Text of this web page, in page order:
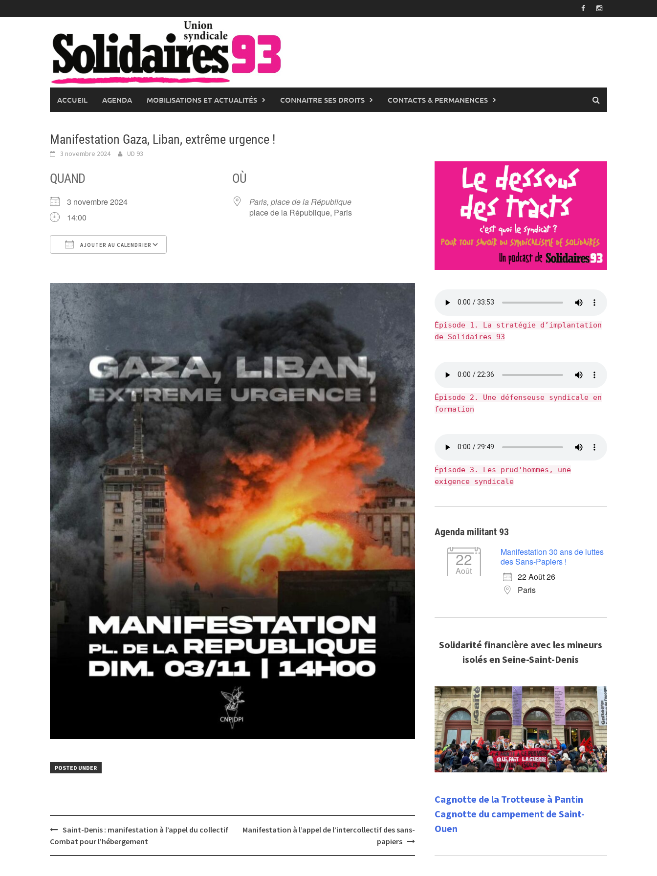
to
ACCUEIL AGENDA MOBILISATIONS ET ACTUALITÉS CONNAITRE SES DROITS CONTACTS & PERMANENCES
Manifestation Gaza, Liban, extrême urgence !
3 novembre 2024 UD 93
QUAND
3 novembre 2024
14:00
AJOUTER AU CALENDRIER
Outlook Live
OÙ
Paris, place de la République
place de la République, Paris
POSTED UNDER
Post
navigation
Saint-Denis : manifestation à l’appel du collectif
Combat pour l’hébergement
Manifestation à l’appel de l’intercollectif des sans-
papiers
Épisode 1. La stratégie d’implantation
de Solidaires 93
Épisode 2. Une défenseuse syndicale en
formation
Épisode 3. Les prud'hommes, une
exigence syndicale
Agenda militant 93
22
Août
Manifestation 30 ans de luttes
des Sans-Papiers !
22 Août 26
Paris
Solidarité financière avec les mineurs
isolés en Seine-Saint-Denis
Cagnotte de la Trotteuse à Pantin
Cagnotte du campement de Saint-
Ouen